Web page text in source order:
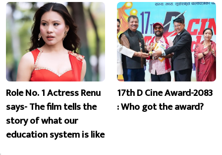
Role No. 1 Actress Renu
says- The film tells the
story of what our
education system is like
17th D Cine Award-2083
: Who got the award?